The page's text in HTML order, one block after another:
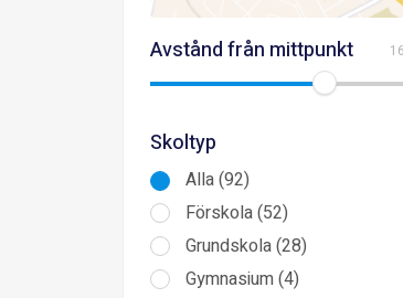
Avstånd från mittpunkt
Skoltyp
Alla (92)
Förskola (52)
Grundskola (28)
Gymnasium (4)